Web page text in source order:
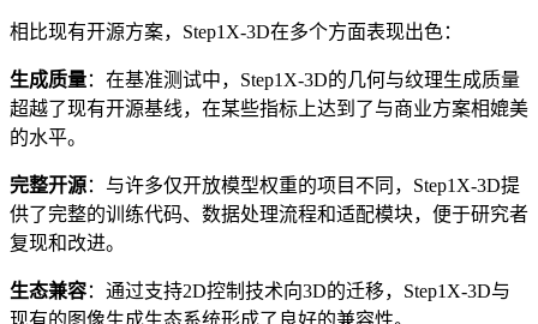
相比现有开源方案，Step1X-3D在多个方面表现出色：
生成质量：在基准测试中，Step1X-3D的几何与纹理生成质量
超越了现有开源基线，在某些指标上达到了与商业方案相媲美
的水平。
完整开源：与许多仅开放模型权重的项目不同，Step1X-3D提
供了完整的训练代码、数据处理流程和适配模块，便于研究者
复现和改进。
生态兼容：通过支持2D控制技术向3D的迁移，Step1X-3D与
现有的图像生成生态系统形成了良好的兼容性。